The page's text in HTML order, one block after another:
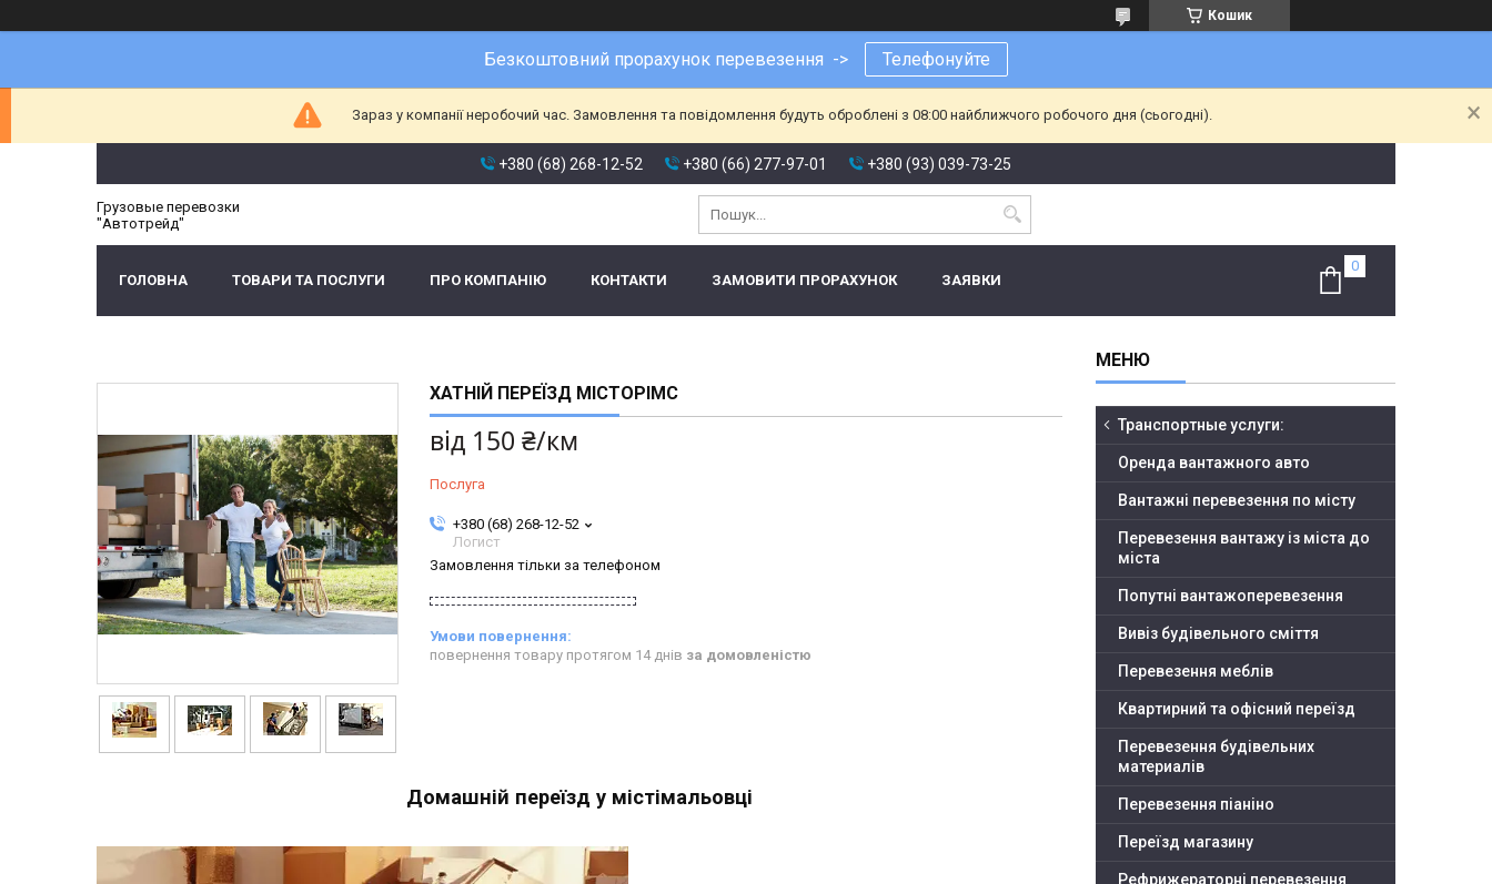
Кошик
Безкоштовний прорахунок перевезення -> Телефонуйте
Зараз у компанії неробочий час. Замовлення та повідомлення будуть оброблені з 08:00 найближчого робочого дня (сьогодні).
+380 (68) 268-12-52 +380 (66) 277-97-01 +380 (93) 039-73-25
Грузовые перевозки
"Автотрейд"
ГОЛОВНА ТОВАРИ ТА ПОСЛУГИ ПРО КОМПАНІЮ КОНТАКТИ ЗАМОВИТИ ПРОРАХУНОК ЗАЯВКИ
ХАТНІЙ ПЕРЕЇЗД МІСТОРІМС
від 150 ₴/км
Послуга
+380 (68) 268-12-52
Логист
Замовлення тільки за телефоном
повернення товару протягом 14 днів за домовленістю
Домашній переїзд у містімальовці
Транспортные услуги:
Оренда вантажного авто
Вантажні перевезення по місту
Перевезення вантажу із міста до
міста
Попутні вантажоперевезення
Вивіз будівельного сміття
Перевезення меблів
Квартирний та офісний переїзд
Перевезення будівельних
материалів
Перевезення піаніно
Переїзд магазину
Рефрижераторні перевезення